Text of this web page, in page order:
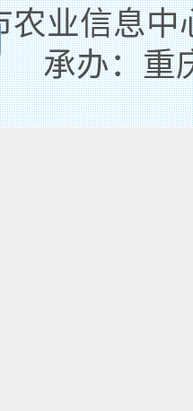
农业信息
承办：重